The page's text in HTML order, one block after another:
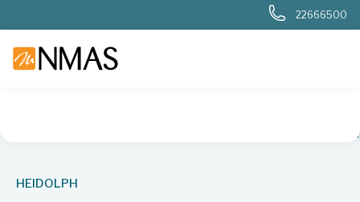
22666500
HEIDOLPH